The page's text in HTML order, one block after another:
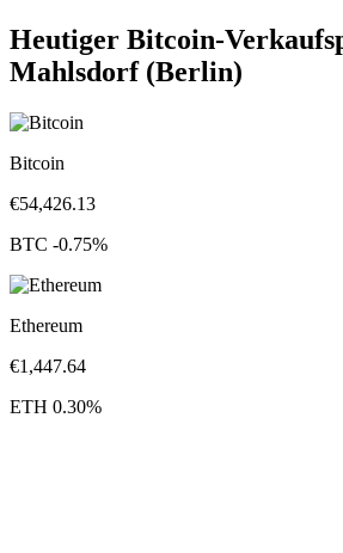
Heutiger Bitcoin-
Mahlsdorf (Berlin)
Bitcoin
€54,426.13
BTC -0.75%
Ethereum
€1,447.64
ETH 0.30%